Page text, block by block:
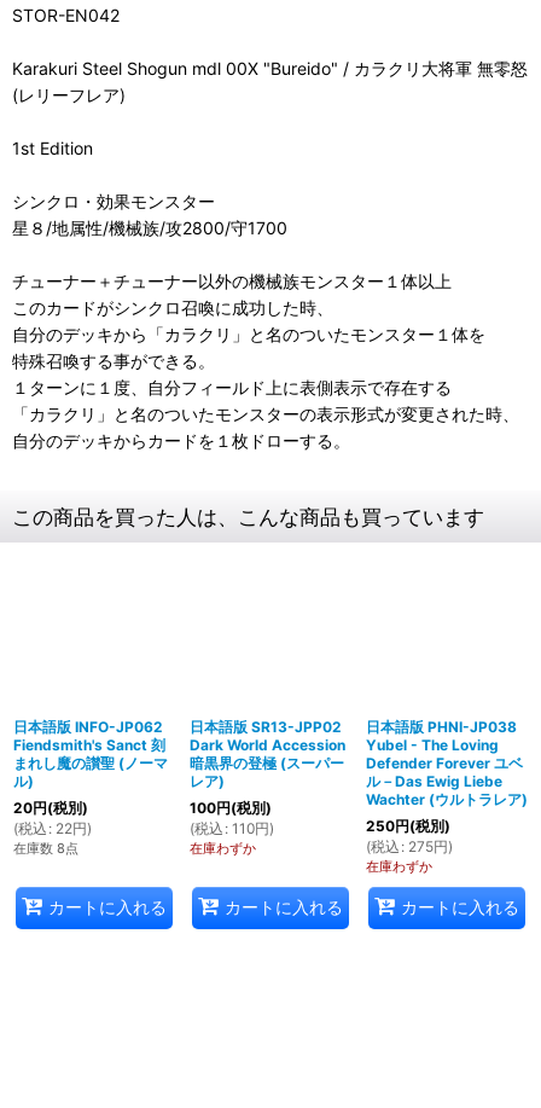
STOR-EN042
Karakuri Steel Shogun mdl 00X "Bureido" / カラクリ大将軍 無零怒
(レリーフレア)
1st Edition
シンクロ・効果モンスター
星８/地属性/機械族/攻2800/守1700
チューナー＋チューナー以外の機械族モンスター１体以上
このカードがシンクロ召喚に成功した時、
自分のデッキから「カラクリ」と名のついたモンスター１体を
特殊召喚する事ができる。
１ターンに１度、自分フィールド上に表側表示で存在する
「カラクリ」と名のついたモンスターの表示形式が変更された時、
自分のデッキからカードを１枚ドローする。
この商品を買った人は、こんな商品も買っています
日本語版 INFO-JP062
Fiendsmith's Sanct 刻
まれし魔の讃聖 (ノーマ
ル)
20円(税別)
(税込 : 22円)
在庫数 8点
カートに入れる
日本語版 SR13-JPP02
Dark World Accession
暗黒界の登極 (スーパー
レア)
100円(税別)
(税込 : 110円)
在庫わずか
カートに入れる
日本語版 PHNI-JP038
Yubel - The Loving
Defender Forever ユベ
ル－Das Ewig Liebe
Wachter (ウルトラレア)
250円(税別)
(税込 : 275円)
在庫わずか
カートに入れる